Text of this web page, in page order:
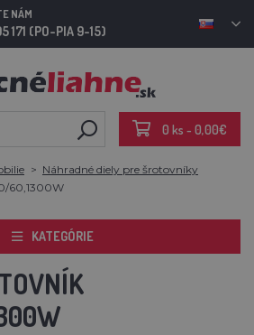
NÁM
171 (PO-PIA 9-15)
0 ks - 0,00€
Náhradné diely pre šrotovníky
60,1300W
KATEGÓRIE